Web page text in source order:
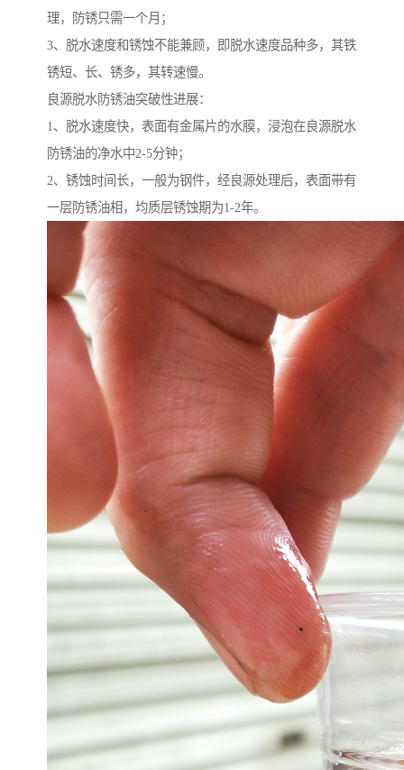
理，防锈只需一个月；
3、脱水速度和锈蚀不能兼顾，即脱水速度品种多，其铁
锈短、长、锈多，其转速慢。
良源脱水防锈油突破性进展：
1、脱水速度快，表面有金属片的水膜，浸泡在良源脱水
防锈油的净水中2-5分钟；
2、锈蚀时间长，一般为钢件，经良源处理后，表面带有
一层防锈油相，均质层锈蚀期为1-2年。